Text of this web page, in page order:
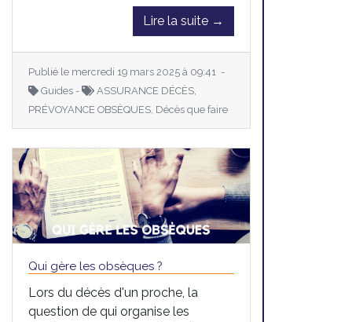
Lire la suite →
Publié le mercredi 19 mars 2025 à 09:41 -
Guides -
ASSURANCE DÉCÈS,
PRÉVOYANCE OBSÈQUES, Décès que faire
Qui gère les obsèques ?
Lors du décès d'un proche, la
question de qui organise les